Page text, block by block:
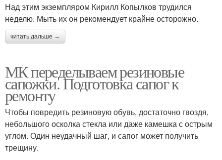
Над этим экземпляром Кирилл Копылков трудился
неделю. Мыть их он рекомендует крайне осторожно.
читать дальше →
МК переделываем резиновые
сапожки. Подготовка сапог к
ремонту
Чтобы повредить резиновую обувь, достаточно гвоздя,
небольшого осколка стекла или даже камешка с острым
углом. Один неудачный шаг, и сапог может получить
трещину.